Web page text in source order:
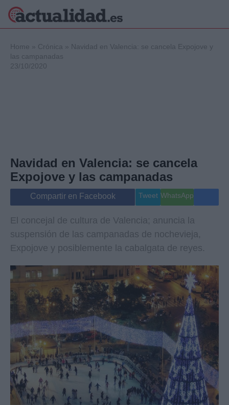
Internacional
Viajes
Gente
Musica
Home » Crónica » Navidad en Valencia: se cancela Expojove y
las campanadas
23/10/2020
Navidad en Valencia: se cancela
Expojove y las campanadas
Compartir en Facebook Tweet WhatsApp
El concejal de cultura de Valencia; anuncia la
suspensión de las campanadas de nochevieja,
Expojove y posiblemente la cabalgata de reyes.